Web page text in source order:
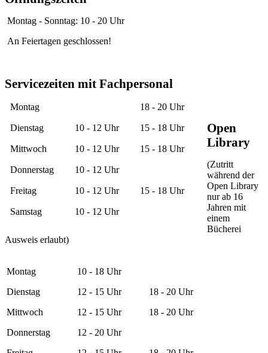
Montag - Sonntag: 10 - 20 Uhr
An Feiertagen geschlossen!
Servicezeiten mit Fachpersonal
Montag 18 - 20 Uhr
Dienstag 10 - 12 Uhr 15 - 18 Uhr
Mittwoch 10 - 12 Uhr 15 - 18 Uhr
Donnerstag 10 - 12 Uhr
Freitag 10 - 12 Uhr 15 - 18 Uhr
Samstag 10 - 12 Uhr
Open
Library
(Zutritt
während der
Open Library
nur ab 16
Jahren mit
einem
Bücherei
Ausweis erlaubt)
Montag
Dienstag
Mittwoch
Donnerstag
10 - 18 Uhr
12 - 15 Uhr
12 - 15 Uhr
12 - 20 Uhr
18 - 20 Uhr
18 - 20 Uhr